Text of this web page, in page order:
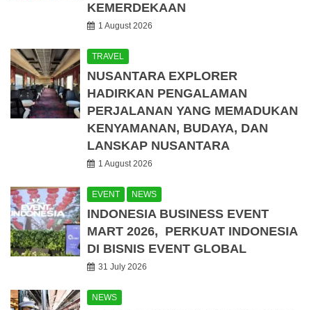
KEMERDEKAAN
1 August 2026
TRAVEL
NUSANTARA EXPLORER
HADIRKAN PENGALAMAN
PERJALANAN YANG MEMADUKAN
KENYAMANAN, BUDAYA, DAN
LANSKAP NUSANTARA
1 August 2026
EVENT NEWS
INDONESIA BUSINESS EVENT
MART 2026, PERKUAT INDONESIA
DI BISNIS EVENT GLOBAL
31 July 2026
NEWS